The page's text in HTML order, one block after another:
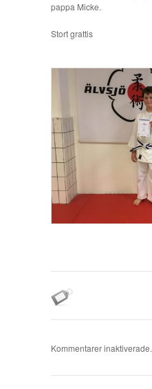
pappa Micke.
Stort grattis
Kommentarer inaktiverade.